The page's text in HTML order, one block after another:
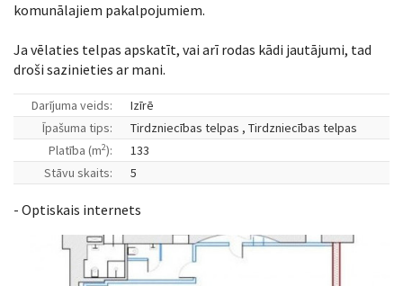
komunālajiem pakalpojumiem.
Ja vēlaties telpas apskatīt, vai arī rodas kādi jautājumi, tad
droši sazinieties ar mani.
Darījuma veids:
Izīrē
Īpašuma tips:
Tirdzniecības telpas , Tirdzniecības telpas
Platība (m2):
133
Stāvu skaits:
5
- Optiskais internets